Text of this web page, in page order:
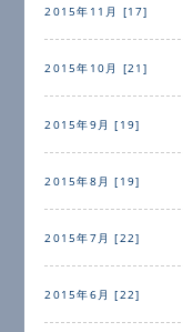
2015年11月 [17]
2015年10月 [21]
2015年9月 [19]
2015年8月 [19]
2015年7月 [22]
2015年6月 [22]